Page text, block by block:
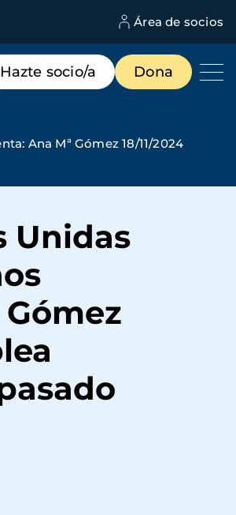
Área de socios
Hazte socio/a Dona
Ana Mª Gómez 18/11/2024
Unidas